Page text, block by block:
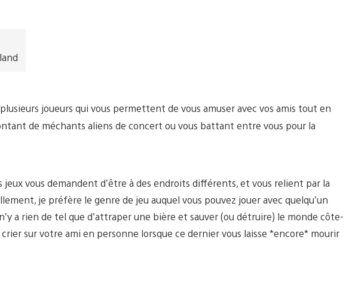
joueurs qui vous permettent de vous amuser avec vos amis tout en
de méchants aliens de concert ou vous battant entre vous pour la
jeux vous demandent d’être à des endroits différents, et vous relient par la
je préfère le genre de jeu auquel vous pouvez jouer avec quelqu’un
a rien de tel que d’attraper une bière et sauver (ou détruire) le monde côte-
sur votre ami en personne lorsque ce dernier vous laisse *encore* mourir